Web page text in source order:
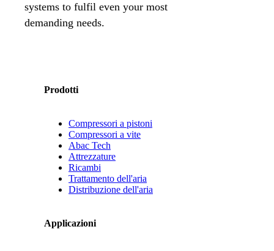
systems to fulfil even your most
demanding needs.
Prodotti
Compressori a pistoni
Compressori a vite
Abac Tech
Attrezzature
Ricambi
Trattamento dell'aria
Distribuzione dell'aria
Applicazioni